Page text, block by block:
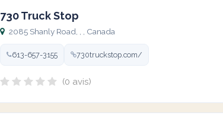
730 Truck Stop
2085 Shanly Road, , , Canada
613-657-3155 730truckstop.com/
(0 avis)